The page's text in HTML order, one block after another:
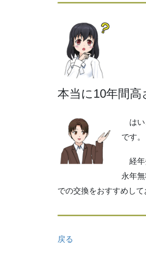
本当に10年間高
はい
です。
経年
永年
での交換をおすすめして
戻る